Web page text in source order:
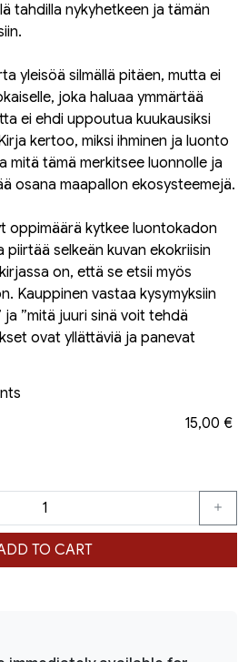
tahdilla nykyhetkeen ja tämän
yleisöä silmällä pitäen, mutta ei
joka haluaa ymmärtää
ei ehdi uppoutua kuukausiksi
kertoo, miksi ihminen ja luonto
mitä tämä merkitsee luonnolle ja
osana maapallon ekosysteemejä.
oppimäärä kytkee luontokadon
selkeän kuvan ekokriisin
on, että se etsii myös
Kauppinen vastaa kysymyksiin
”mitä juuri sinä voit tehdä
ovat yllättäviä ja panevat
15,00 €
TO CART